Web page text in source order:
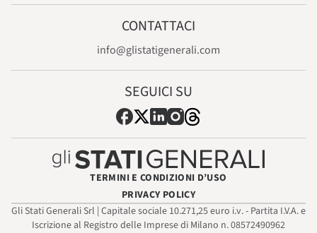
CONTATTACI
info@glistatigenerali.com
SEGUICI SU
TERMINI E CONDIZIONI D’USO
PRIVACY POLICY
Gli Stati Generali Srl | Capitale sociale 10.271,25 euro i.v. - Partita I.V.A. e
Iscrizione al Registro delle Imprese di Milano n. 08572490962